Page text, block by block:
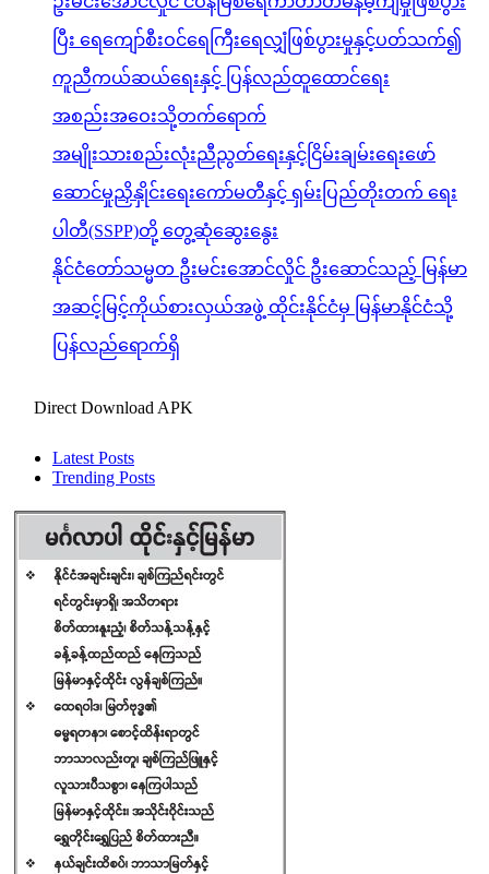
ပြီး ရေကျော်စီးဝင်ရေကြီးရေလျှံဖြစ်ပွားမှုနှင့်ပတ်သက်၍
ကူညီကယ်ဆယ်ရေးနှင့် ပြန်လည်ထူထောင်ရေး
အစည်းအဝေးသို့တက်ရောက်
အမျိုးသားစည်းလုံးညီညွတ်ရေးနှင့်ငြိမ်းချမ်းရေးဖော်
ဆောင်မှုညှိနှိုင်းရေးကော်မတီနှင့် ရှမ်းပြည်တိုးတက် ရေး
ပါတီ(SSPP)တို့ တွေ့ဆုံဆွေးနွေး
နိုင်ငံတော်သမ္မတ ဦးမင်းအောင်လှိုင် ဦးဆောင်သည့် မြန်မာ
အဆင့်မြင့်ကိုယ်စားလှယ်အဖွဲ့ ထိုင်းနိုင်ငံမှ မြန်မာနိုင်ငံသို့
ပြန်လည်ရောက်ရှိ
Direct Download APK
Latest Posts
Trending Posts